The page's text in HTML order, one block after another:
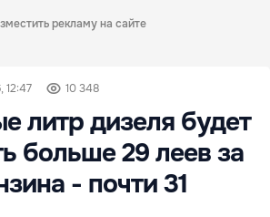
рекламу на сайте
12:47 10 348
литр дизеля будет
больше 29 леев за
- почти 31